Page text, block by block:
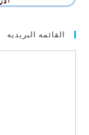
القائمه البريديه